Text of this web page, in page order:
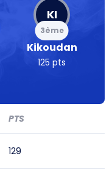
KI
Kikoudan
3ème
125 pts
PTS
129